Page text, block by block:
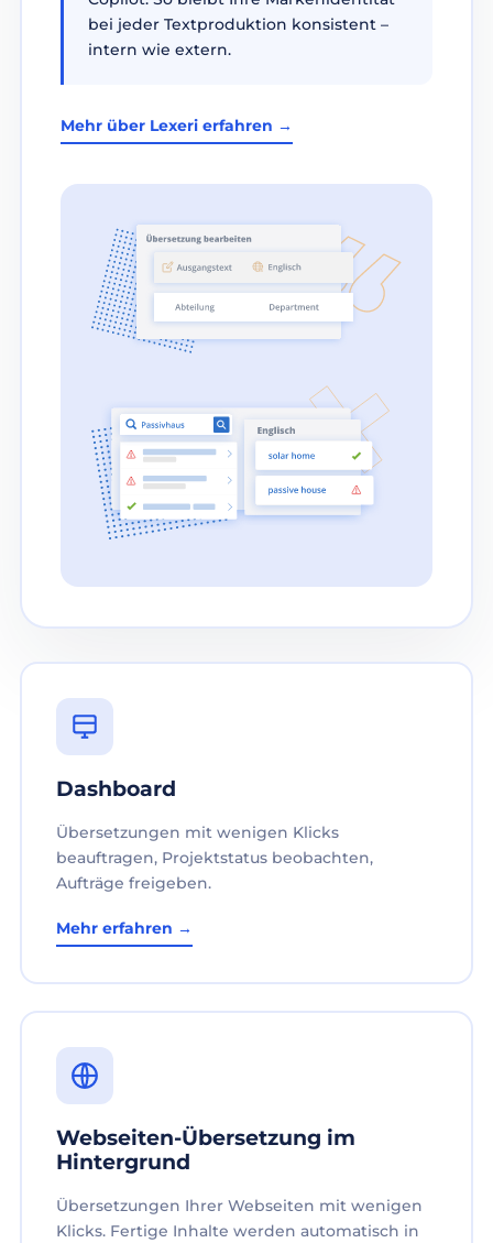
bei jeder Textproduktion konsistent –
intern wie extern.
Mehr über Lexeri erfahren →
Dashboard
Übersetzungen mit wenigen Klicks
beauftragen, Projektstatus beobachten,
Aufträge freigeben.
Mehr erfahren →
Webseiten-Übersetzung im
Hintergrund
Übersetzungen Ihrer Webseiten mit wenigen
Klicks. Fertige Inhalte werden automatisch in